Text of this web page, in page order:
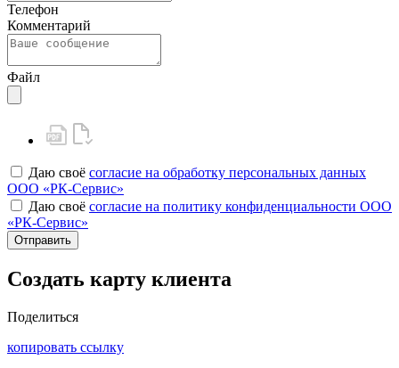
Телефон
Комментарий
Файл
Даю своё согласие на обработку персональных данных
ООО «РК-Сервис»
Даю своё согласие на политику конфиденциальности ООО
«РК-Сервис»
Отправить
Создать карту клиента
Поделиться
копировать ссылку